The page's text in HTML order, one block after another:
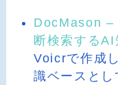
DocMason –
断検索する
Voicrで作成
識ベースとし